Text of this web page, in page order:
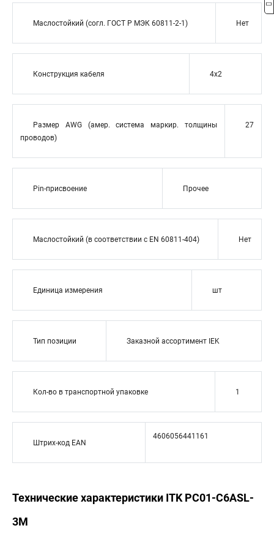
Маслостойкий (согл. ГОСТ Р МЭК 60811-2-1) Нет
Конструкция кабеля 4x2
Размер AWG (амер. система маркир. толщины
проводов)
27
Pin-присвоение Прочее
Маслостойкий (в соответствии с EN 60811-404) Нет
Единица измерения шт
Тип позиции Заказной ассортимент IEK
Кол-во в транспортной упаковке 1
Штрих-код EAN
4606056441161
Технические характеристики ITK PC01-C6ASL-
3M